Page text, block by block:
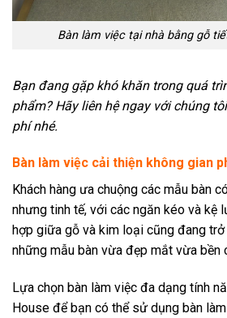
Bàn làm việc tại nhà bằng gỗ
Bạn đang gặp khó khăn trong quá
phẩm? Hãy liên hệ ngay với chúng
phí nhé.
Bàn làm việc cải thiện không gian
Khách hàng ưa chuộng các mẫu bàn
nhưng tinh tế, với các ngăn kéo và kệ
hợp giữa gỗ và kim loại cũng đang
những mẫu bàn vừa đẹp mắt vừa bền
Lựa chọn bàn làm việc đa dạng tính
House để bạn có thể sử dụng bàn